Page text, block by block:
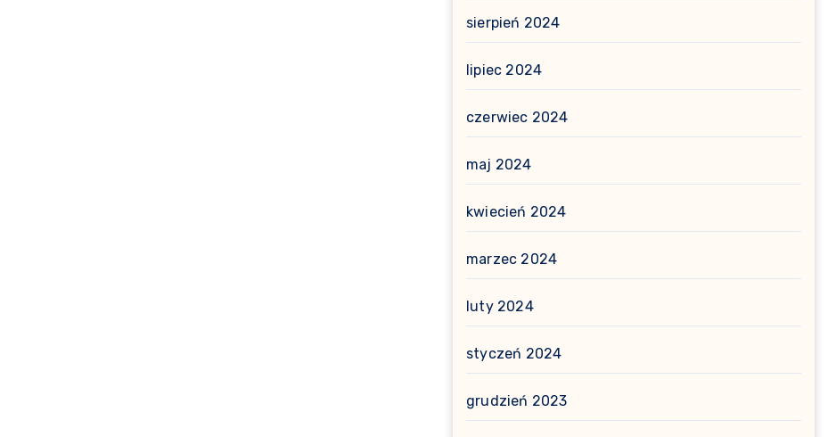
sierpień 2024
lipiec 2024
czerwiec 2024
maj 2024
kwiecień 2024
marzec 2024
luty 2024
styczeń 2024
grudzień 2023